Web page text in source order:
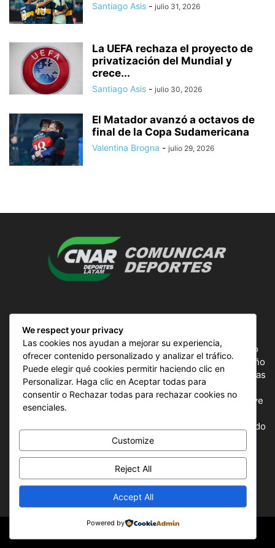
Santiago Asis - julio 31, 2026
La UEFA rechaza el proyecto de
privatización del Mundial y
crece...
Santiago Asis - julio 30, 2026
El Matador avanzó a octavos de
final de la Copa Sudamericana
Valentina Brogna - julio 29, 2026
ComunicAr Deportes es un proyecto de noticias creado
por el director y Productor argentino Ale Gordillo en el año
2018, perteneciente a CnAr Latam y MS Interactiva noticias
deportivas de todo el continente latinoamericano y el
mundo, todos los deportes en un solo sitio, donde se vive
la pasión por esta actividad, nuestros periodistas
capacitados para mostrar la información precisa del mundo
deportivo.
SÍGUENOS
We respect your privacy
Las cookies nos ayudan a mejorar su experiencia,
ofrecer contenido personalizado y analizar el tráfico.
Puede elegir qué cookies permitir haciendo clic en
Personalizar. Haga clic en Aceptar todas para
consentir o Rechazar todas para rechazar cookies no
esenciales.
Customize
Reject All
Accept All
Powered by